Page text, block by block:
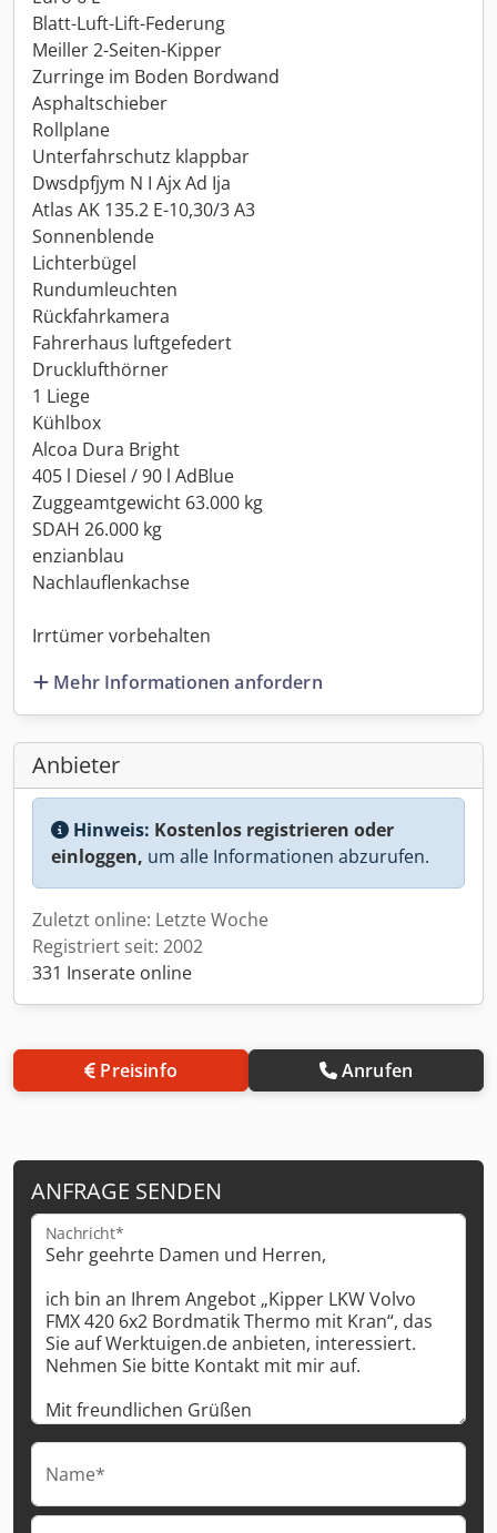
Blatt-Luft-Lift-Federung
Meiller 2-Seiten-Kipper
Zurringe im Boden Bordwand
Asphaltschieber
Rollplane
Unterfahrschutz klappbar
Dwsdpfjym N I Ajx Ad Ija
Atlas AK 135.2 E-10,30/3 A3
Sonnenblende
Lichterbügel
Rundumleuchten
Rückfahrkamera
Fahrerhaus luftgefedert
Drucklufthörner
1 Liege
Kühlbox
Alcoa Dura Bright
405 l Diesel / 90 l AdBlue
Zuggeamtgewicht 63.000 kg
SDAH 26.000 kg
enzianblau
Nachlauflenkachse
Irrtümer vorbehalten
Mehr Informationen anfordern
Anbieter
Hinweis: Kostenlos registrieren oder
einloggen, um alle Informationen abzurufen.
Zuletzt online: Letzte Woche
Registriert seit: 2002
331 Inserate online
Preisinfo Anrufen
ANFRAGE SENDEN
Nachricht*
Name*